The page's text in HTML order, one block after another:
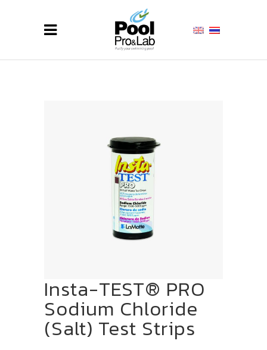
Insta-TEST® PRO
Sodium Chloride
(Salt) Test Strips